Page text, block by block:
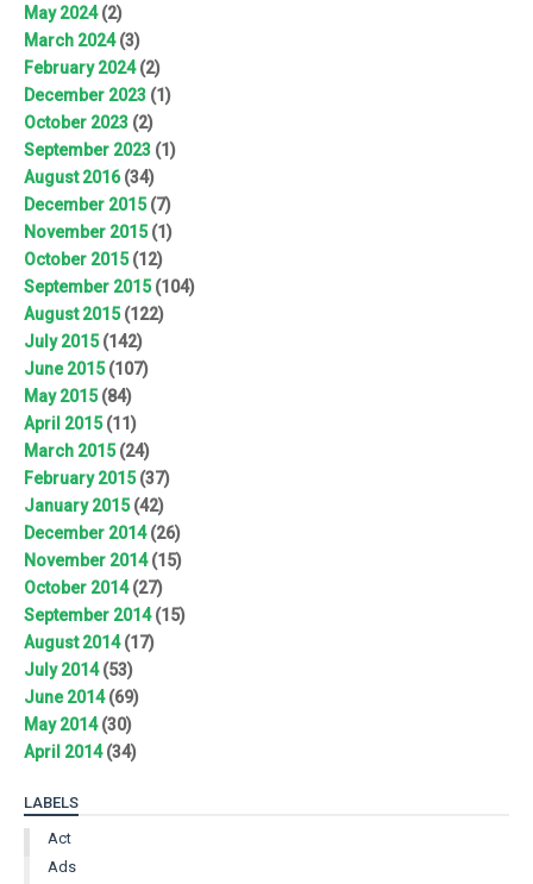
May 2024(2)
March 2024(3)
February 2024(2)
December 2023 (1)
October 2023 (2)
September 2023 (1)
August 2016(34)
December 2015(7)
November 2015(1)
October 2015(12)
September 2015(104)
August 2015(122)
July 2015(142)
June 2015(107)
May 2015(84)
April 2015(11)
March 2015(24)
February 2015(37)
January 2015(42)
December 2014(26)
November 2014(15)
October 2014(27)
September 2014(15)
August 2014(17)
July 2014(53)
June 2014(69)
May 2014(30)
April 2014(34)
LABELS
Act
Ads